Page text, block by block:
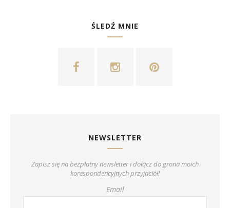
ŚLEDŹ MNIE
NEWSLETTER
Zapisz się na bezpłatny newsletter i dołącz do grona moich
korespondencyjnych przyjaciół!
Email